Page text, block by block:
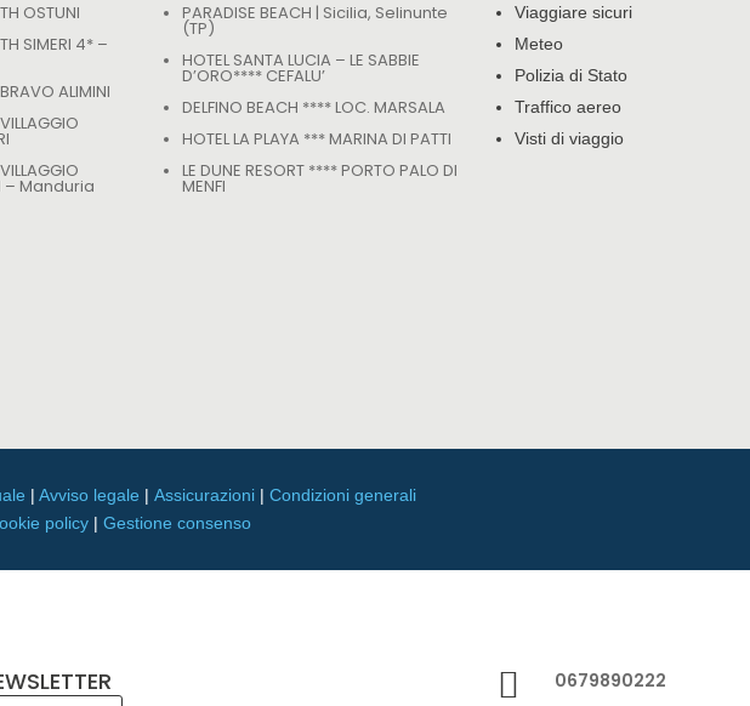
OSTUNI
SIMERI 4* –
ALIMINI
– Manduria
PARADISE BEACH | Sicilia, Selinunte
(TP)
HOTEL SANTA LUCIA – LE SABBIE
D’ORO**** CEFALU’
DELFINO BEACH **** LOC. MARSALA
HOTEL LA PLAYA *** MARINA DI PATTI
LE DUNE RESORT **** PORTO PALO DI
MENFI
Viaggiare sicuri
Meteo
Polizia di Stato
Traffico aereo
Visti di viaggio
|Avviso legale |Assicurazioni |Condizioni generali
policy |Gestione consenso
 0679890222